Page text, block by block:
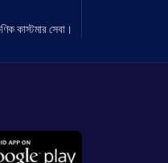
কাস্টমার সেবা।